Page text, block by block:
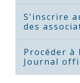
S'inscrire
des
Procéder à
Journal